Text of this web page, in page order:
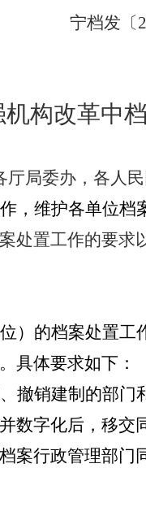
宁档发〔
构改革中
局委办，各人
，维护各单位
处置工作的要
）的档案处置
具体要求如下：
撤销建制的部
数字化后，移
案行政管理部